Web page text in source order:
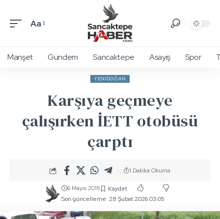
Aa
Manşet Gündem Sancaktepe Asayiş Spor
YENIDOĞAN
Karşıya geçmeye
çalışırken İETT otobüsü
çarptı
Son güncelleme: 28 Şubat 2026 03:05
6 Mayıs 2015
1 Dakika Okuma